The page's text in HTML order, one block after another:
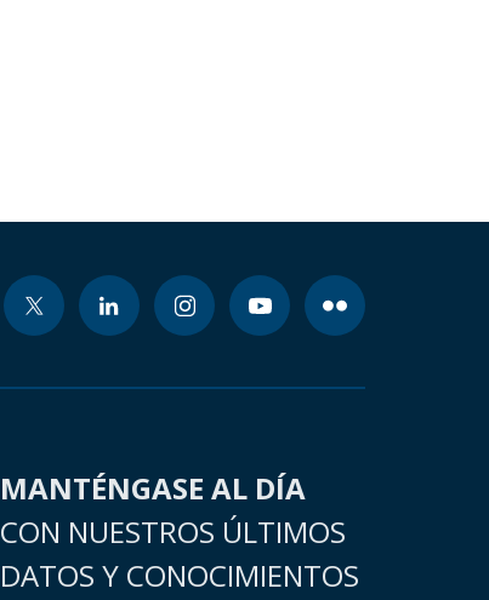
MANTÉNGASE AL DÍA
CON NUESTROS ÚLTIMOS
DATOS Y CONOCIMIENTOS